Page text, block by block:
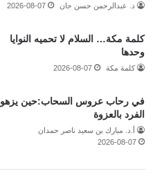
د. عبدالرحمن حسن جان 2026-08-07
كلمة مكة… السلام لا تحميه النوايا
وحدها
كلمة مكة 2026-08-07
في رحاب عروس السحاب:حين يزهو
الفرد بالعزوة
أ.د. مبارك بن سعيد ناصر حمدان
2026-08-07